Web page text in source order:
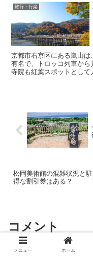
旅行・行楽
京都市右京区にある嵐山
有名で、トロッコ列車か
寺院も紅葉スポットとして人気を集
松岡美術館の混雑状況と
得な割引券はある？
コメント
メニュー ホーム